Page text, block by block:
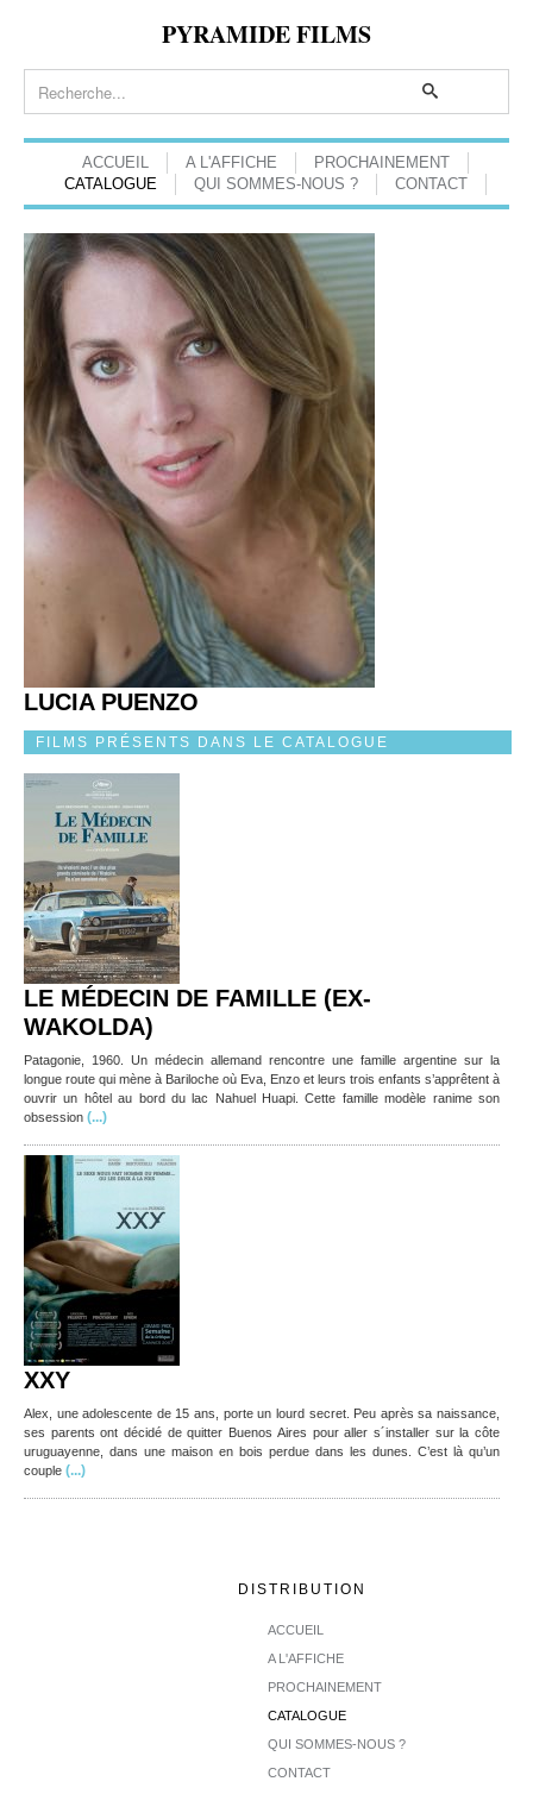
PYRAMIDE FILMS
ACCUEIL A L'AFFICHE
PROCHAINEMENT
CATALOGUE
QUI SOMMES-NOUS ? CONTACT
LUCIA PUENZO
FILMS PRÉSENTS DANS LE CATALOGUE
LE MÉDECIN DE FAMILLE (EX-
WAKOLDA)
Patagonie, 1960. Un médecin allemand rencontre une famille argentine sur la
longue route qui mène à Bariloche où Eva, Enzo et leurs trois enfants s’apprêtent à
ouvrir un hôtel au bord du lac Nahuel Huapi. Cette famille modèle ranime son
obsession (...)
XXY
Alex, une adolescente de 15 ans, porte un lourd secret. Peu après sa naissance,
ses parents ont décidé de quitter Buenos Aires pour aller s´installer sur la côte
uruguayenne, dans une maison en bois perdue dans les dunes. C’est là qu’un
couple (...)
DISTRIBUTION
ACCUEIL
A L'AFFICHE
PROCHAINEMENT
CATALOGUE
QUI SOMMES-NOUS ?
CONTACT